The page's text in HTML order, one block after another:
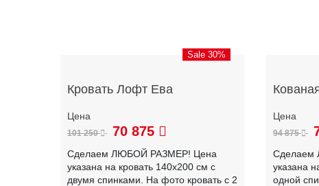
Sale 30%
Кровать Лофт Ева
101 250 70 875
Сделаем ЛЮБОЙ РАЗМЕР! Цена
указана на кровать 140х200 см с
двумя спинками. На фото кровать с 2
94 875
указана
одной